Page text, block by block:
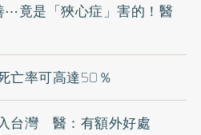
⋯竟是「狹心症」害的！醫
亡率可高達50％
台灣 醫：有額外好處